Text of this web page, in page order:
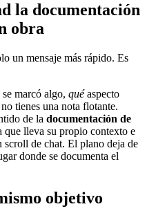
la documentación
obra
un mensaje más rápido. Es
marcó algo, quéaspecto
tienes una nota flotante.
de la documentación de
que lleva su propio contexto e
scroll de chat. El plano deja de
donde se documenta el
objetivo